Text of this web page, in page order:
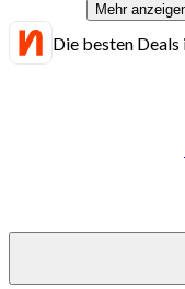
Mehr
Die besten